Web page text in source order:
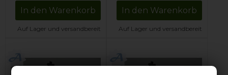
In den Warenkorb
Auf Lager und versandbereit
In den Warenkorb
Auf Lager und versandbereit